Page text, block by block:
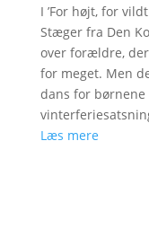
I ’For højt, for
Stæger fra Den
over forældre,
for meget. Men
dans for
Læs mere